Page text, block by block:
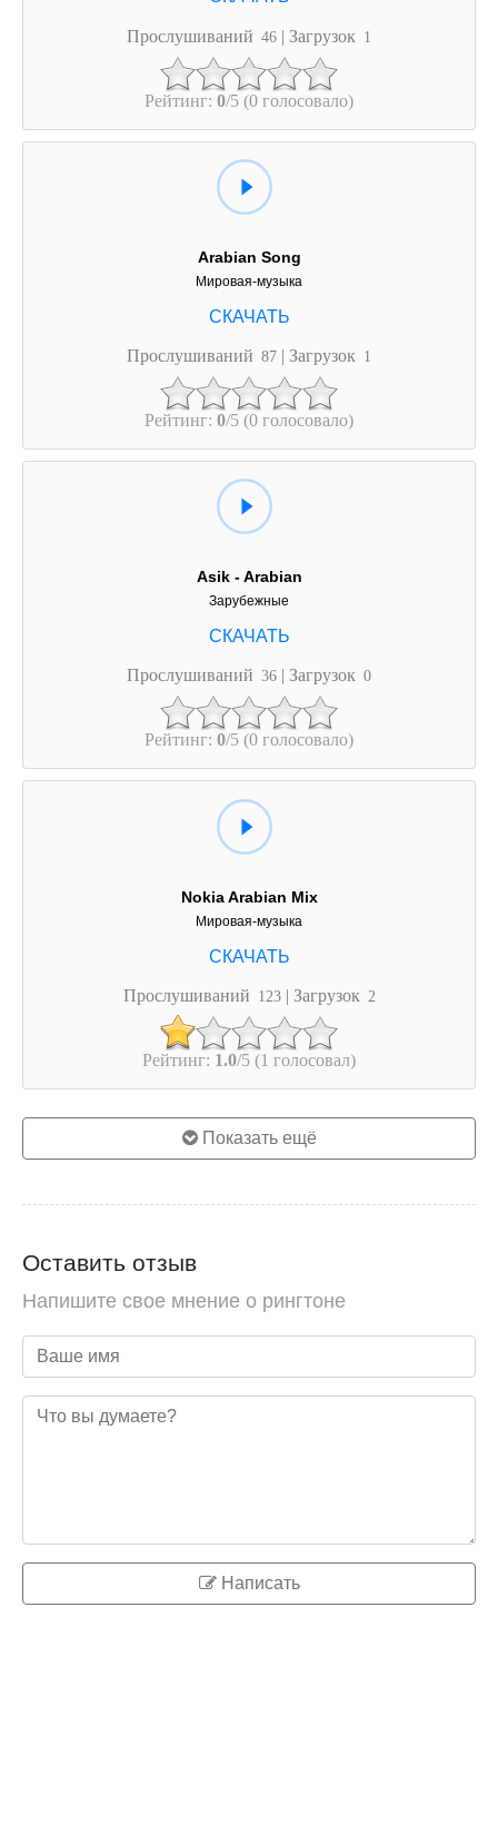
Прослушиваний 46 | Загрузок 1
Рейтинг: 0/5 (0 голосовало)
Arabian Song
Мировая-музыка
Прослушиваний 87 | Загрузок 1
Рейтинг: 0/5 (0 голосовало)
Asik - Arabian
Зарубежные
Прослушиваний 36 | Загрузок 0
Рейтинг: 0/5 (0 голосовало)
Nokia Arabian Mix
Мировая-музыка
Прослушиваний 123 | Загрузок 2
Рейтинг: 1.0/5 (1 голосовал)
Показать ещё
Оставить отзыв
Напишите свое мнение о рингтоне
Написать